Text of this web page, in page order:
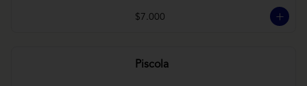
$7.000
Piscola